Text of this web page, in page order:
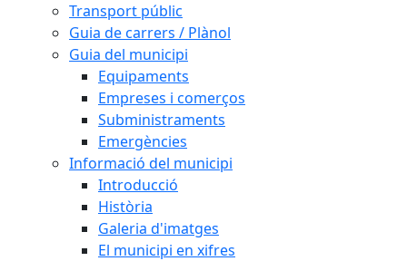
Transport públic
Guia de carrers / Plànol
Guia del municipi
Equipaments
Empreses i comerços
Subministraments
Emergències
Informació del municipi
Introducció
Història
Galeria d'imatges
El municipi en xifres